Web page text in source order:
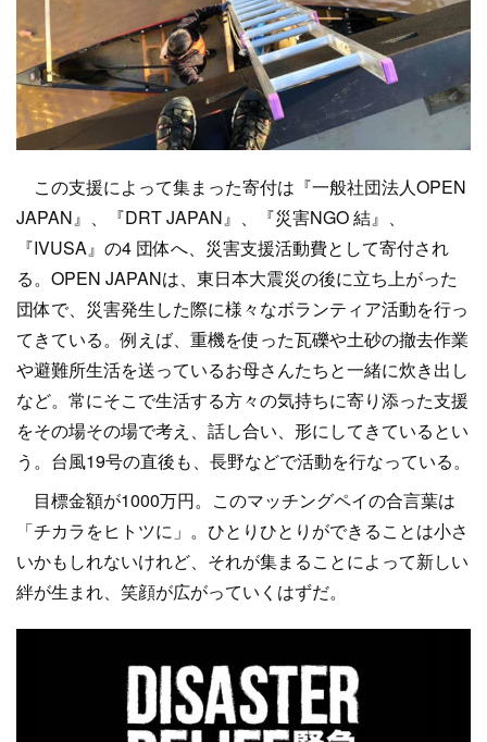
この支援によって集まった寄付は『一般社団法人OPEN
JAPAN』、『DRT JAPAN』、『災害NGO 結』、
『IVUSA』の4 団体へ、災害支援活動費として寄付され
る。OPEN JAPANは、東日本大震災の後に立ち上がった
団体で、災害発生した際に様々なボランティア活動を行っ
てきている。例えば、重機を使った瓦礫や土砂の撤去作業
や避難所生活を送っているお母さんたちと一緒に炊き出し
など。常にそこで生活する方々の気持ちに寄り添った支援
をその場その場で考え、話し合い、形にしてきているとい
う。台風19号の直後も、長野などで活動を行なっている。
目標金額が1000万円。このマッチングペイの合言葉は
「チカラをヒトツに」。ひとりひとりができることは小さ
いかもしれないけれど、それが集まることによって新しい
絆が生まれ、笑顔が広がっていくはずだ。